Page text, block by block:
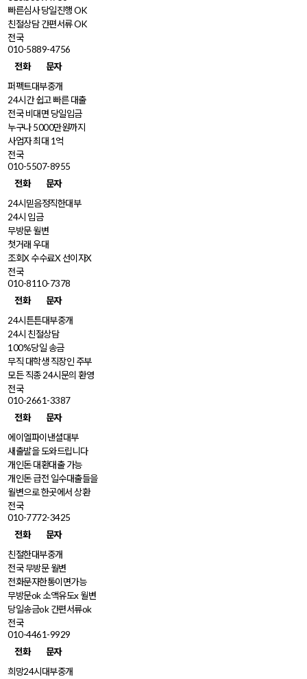
빠른심사 당일진행 OK
친절상담 간편서류 OK
전국
010-5889-4756
전화
문자
퍼펙트대부중개
24시간 쉽고 빠른 대출
전국 비대면 당일입금
누구나 5000만원까지
사업자 최대 1억
전국
010-5507-8955
전화
문자
24시믿음정직한대부
24시 입금
무방문 월변
첫거래 우대
조회X 수수료X 선이자X
전국
010-8110-7378
전화
문자
24시튼튼대부중개
24시 친절상담
100%당일 송금
무직 대학생 직장인 주부
모든 직종 24시문의 환영
전국
010-2661-3387
전화
문자
에이엘파이낸셜대부
새출발을 도와드립니다
개인돈 대환대출 가능
개인돈 급전 일수대출들을
월변으로 한곳에서 상환
전국
010-7772-3425
전화
문자
친절한대부중개
전국 무방문 월변
전화문자한통이면가능
무방문ok 소액유도x 월변
당일송금ok 간편서류ok
전국
010-4461-9929
전화
문자
희망24시대부중개